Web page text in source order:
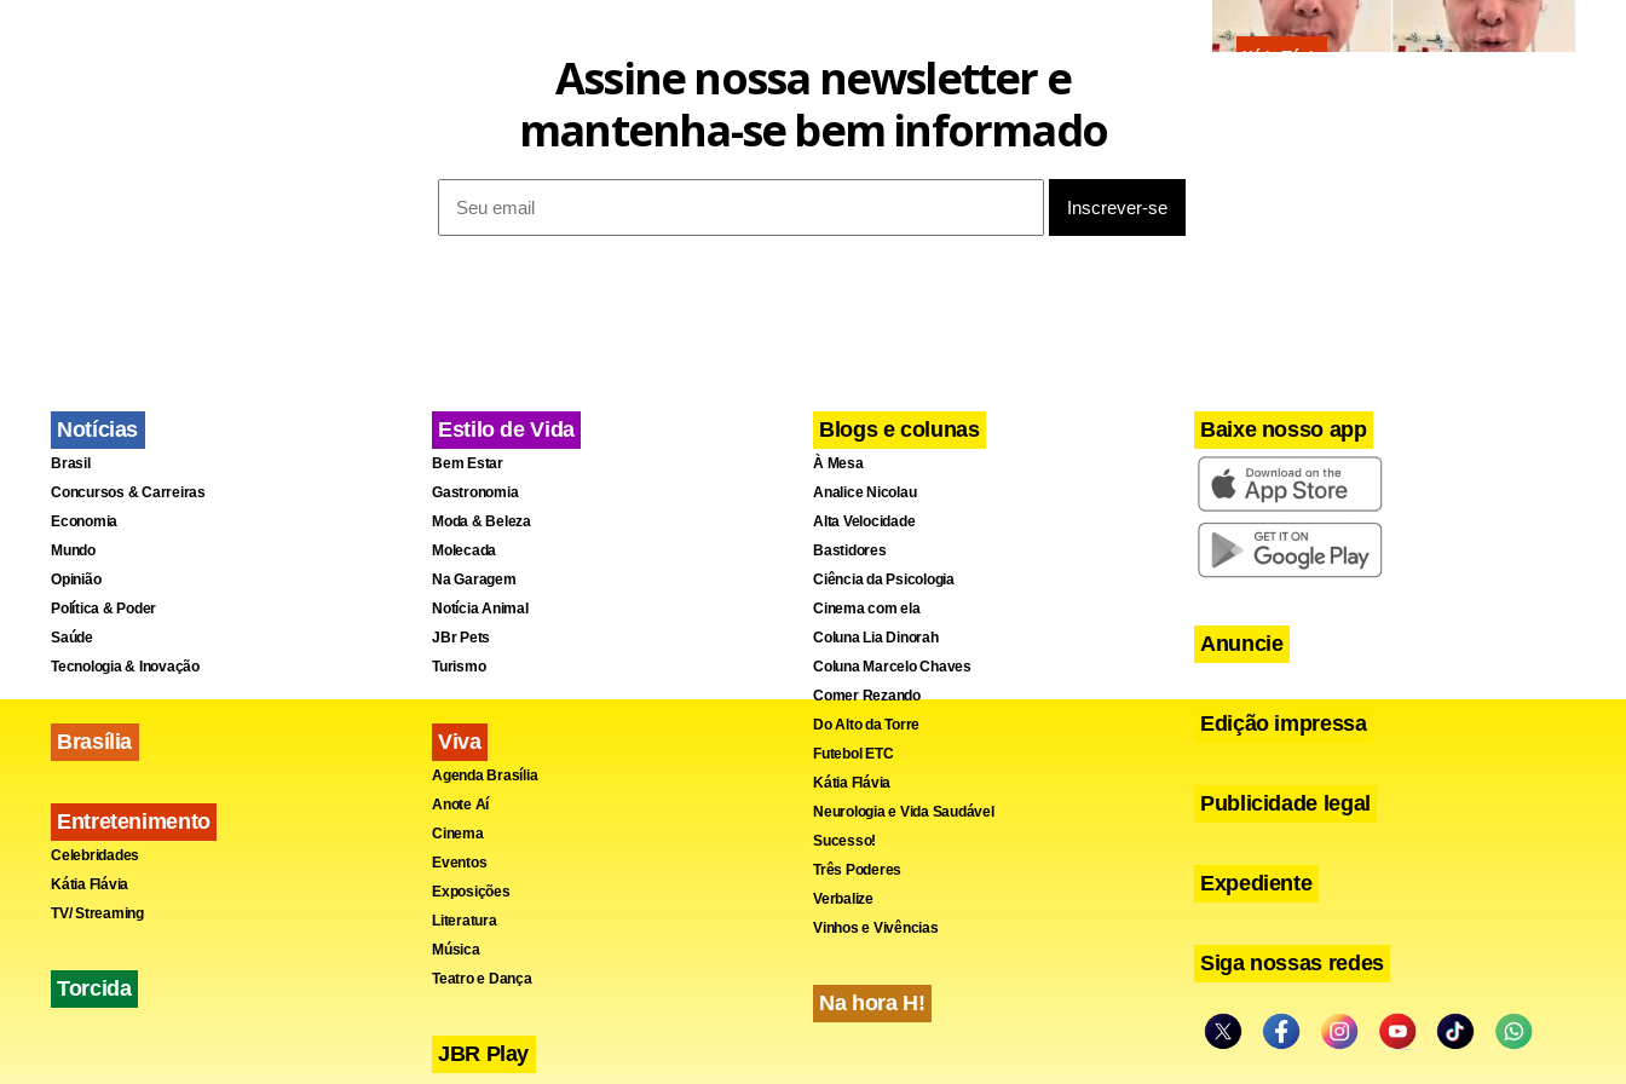
Kátia Flávia
Assine nossa newsletter e
mantenha-se bem informado
Notícias
Brasil
Concursos & Carreiras
Economia
Mundo
Opinião
Política & Poder
Saúde
Tecnologia & Inovação
Brasília
Entretenimento
Celebridades
Kátia Flávia
TV/ Streaming
Torcida
Estilo de Vida
Bem Estar
Gastronomia
Moda & Beleza
Molecada
Na Garagem
Notícia Animal
JBr Pets
Turismo
Viva
Agenda Brasília
Anote Aí
Cinema
Eventos
Exposições
Literatura
Música
Teatro e Dança
JBR Play
Blogs e colunas
À Mesa
Analice Nicolau
Alta Velocidade
Bastidores
Ciência da Psicologia
Cinema com ela
Coluna Lia Dinorah
Coluna Marcelo Chaves
Comer Rezando
Do Alto da Torre
Futebol ETC
Kátia Flávia
Neurologia e Vida Saudável
Sucesso!
Três Poderes
Verbalize
Vinhos e Vivências
Na hora H!
Baixe nosso app
Anuncie
Edição impressa
Publicidade legal
Expediente
Siga nossas redes